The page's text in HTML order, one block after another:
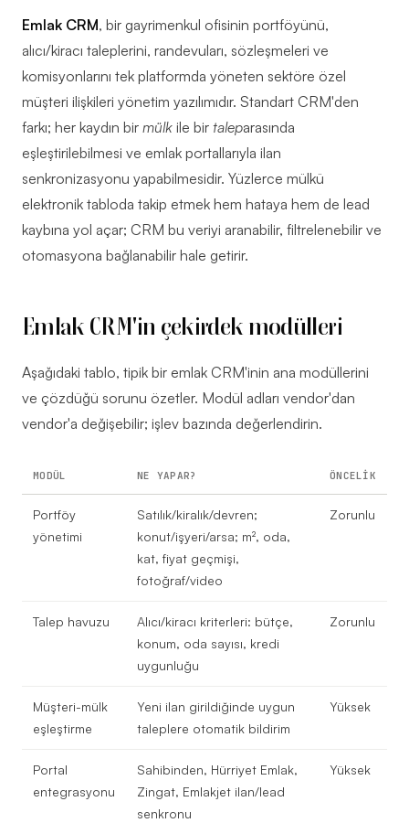
Emlak CRM, bir gayrimenkul ofisinin portföyünü,
alıcı/kiracı taleplerini, randevuları, sözleşmeleri ve
komisyonlarını tek platformda yöneten sektöre özel
müşteri ilişkileri yönetim yazılımıdır. Standart CRM'den
farkı; her kaydın bir mülk ile bir taleparasında
eşleştirilebilmesi ve emlak portallarıyla ilan
senkronizasyonu yapabilmesidir. Yüzlerce mülkü
elektronik tabloda takip etmek hem hataya hem de lead
kaybına yol açar; CRM bu veriyi aranabilir, filtrelenebilir ve
otomasyona bağlanabilir hale getirir.
Emlak CRM'in çekirdek modülleri
Aşağıdaki tablo, tipik bir emlak CRM'inin ana modüllerini
ve çözdüğü sorunu özetler. Modül adları vendor'dan
vendor'a değişebilir; işlev bazında değerlendirin.
MODÜL NE YAPAR? ÖNCELIK
Portföy
yönetimi
Satılık/kiralık/devren;
konut/işyeri/arsa; m², oda,
kat, fiyat geçmişi,
fotoğraf/video
Zorunlu
Talep havuzu
Alıcı/kiracı kriterleri: bütçe,
konum, oda sayısı, kredi
uygunluğu
Zorunlu
Müşteri-mülk
eşleştirme
Yeni ilan girildiğinde uygun
taleplere otomatik bildirim
Yüksek
Portal
entegrasyonu
Sahibinden, Hürriyet Emlak,
Zingat, Emlakjet ilan/lead
senkronu
Yüksek